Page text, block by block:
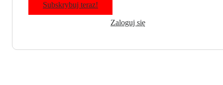
Subskrybuj teraz!
Zaloguj się